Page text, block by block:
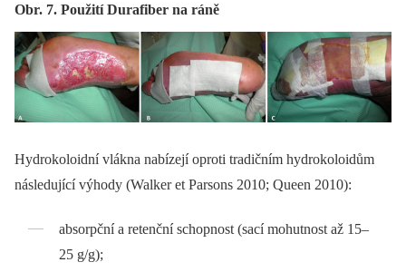
Obr. 7. Použití Durafiber na ráně
Hydrokoloidní vlákna nabízejí oproti tradičním hydrokoloidům
následující výhody (Walker et Parsons 2010; Queen 2010):
absorpční a retenční schopnost (sací mohutnost až 15–
25 g/g);